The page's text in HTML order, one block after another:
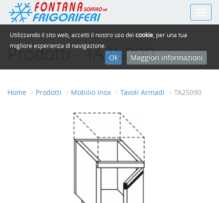
Prodotti - TA25090
Home Prodotti Mobilio Inox Tavoli Armadi TA25090
Utilizzando il sito web, accetti il nostro uso dei cookie , per una tua
migliore esperienza di navigazione.
Maggiori informazioni
Ok